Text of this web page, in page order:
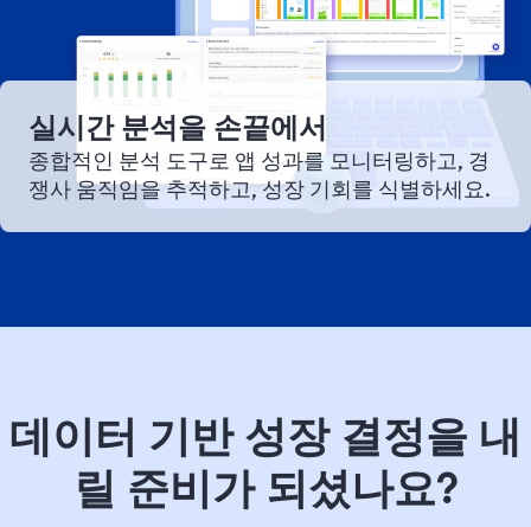
실시간 분석을 손끝에서
종합적인 분석 도구로 앱 성과를 모니터링하고, 경
쟁사 움직임을 추적하고, 성장 기회를 식별하세요.
데이터 기반 성장 결정을 내
릴 준비가 되셨나요?